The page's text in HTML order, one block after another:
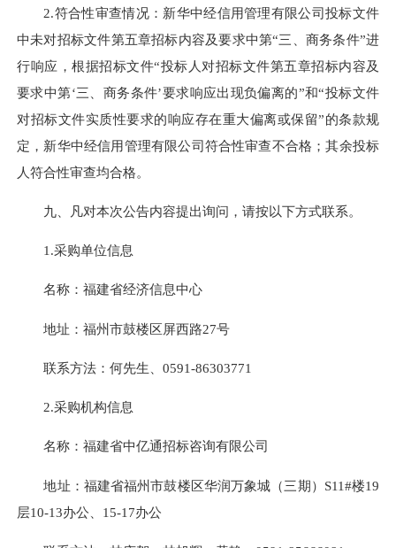
2.符合性审查情况：新华中经信用管理有限公司投标文件
中未对招标文件第五章招标内容及要求中第“三、商务条件”进
行响应，根据招标文件“投标人对招标文件第五章招标内容及
要求中第‘三、商务条件’要求响应出现负偏离的”和“投标文件
对招标文件实质性要求的响应存在重大偏离或保留”的条款规
定，新华中经信用管理有限公司符合性审查不合格；其余投标
人符合性审查均合格。
九、凡对本次公告内容提出询问，请按以下方式联系。
1.采购单位信息
名称：福建省经济信息中心
地址：福州市鼓楼区屏西路27号
联系方法：何先生、0591-86303771
2.采购机构信息
名称：福建省中亿通招标咨询有限公司
地址：福建省福州市鼓楼区华润万象城（三期）S11#楼19
层10-13办公、15-17办公